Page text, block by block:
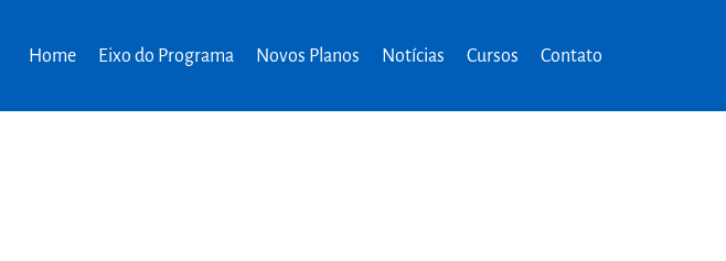
Home Eixo do Programa Novos Planos Notícias Cursos Contato